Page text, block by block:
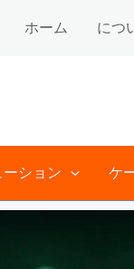
ホーム につ
ーション ケ